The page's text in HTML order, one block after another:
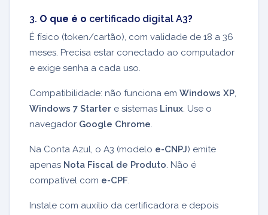
3. O que é o certificado digital A3?
É físico (token/cartão), com validade de 18 a 36
meses. Precisa estar conectado ao computador
e exige senha a cada uso.
Compatibilidade: não funciona em Windows XP,
Windows 7 Starter e sistemas Linux. Use o
navegador Google Chrome.
Na Conta Azul, o A3 (modelo e-CNPJ) emite
apenas Nota Fiscal de Produto. Não é
compatível com e-CPF.
Instale com auxílio da certificadora e depois